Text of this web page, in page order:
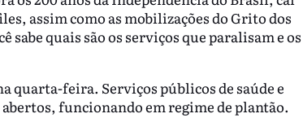
assim como as mobilizações do Grito dos
sabe quais são os serviços que paralisam e os
quarta-feira. Serviços públicos de saúde e
funcionando em regime de plantão.